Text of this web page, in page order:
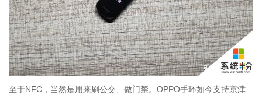
至于NFC，当然是用来刷公交、做门禁。OPPO手环如今支持京津